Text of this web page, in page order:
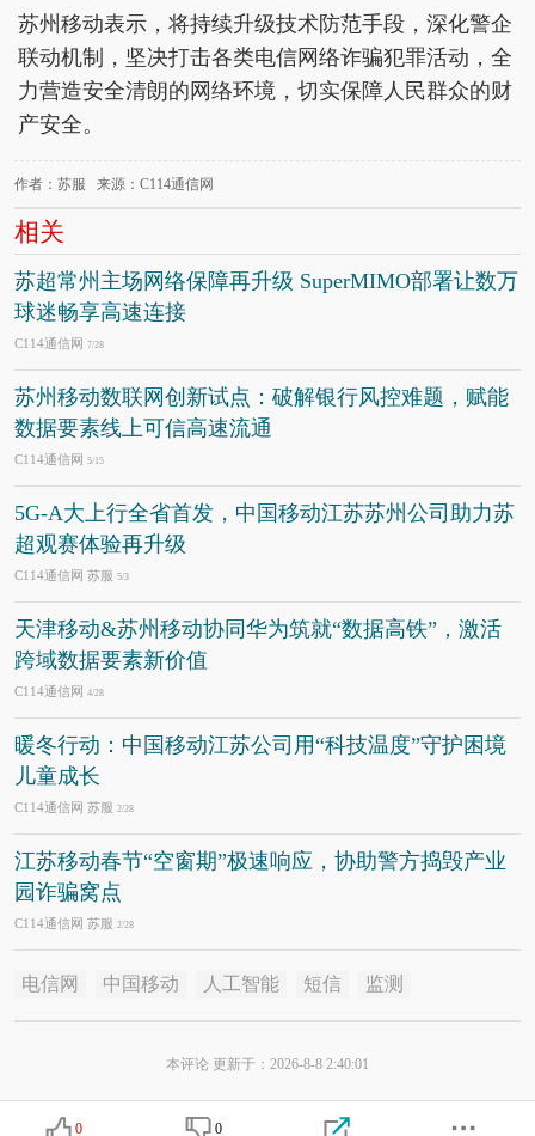
苏州移动表示，将持续升级技术防范手段，深化警企
联动机制，坚决打击各类电信网络诈骗犯罪活动，全
力营造安全清朗的网络环境，切实保障人民群众的财
产安全。
作者：苏服 来源：C114通信网
相关
苏超常州主场网络保障再升级 SuperMIMO部署让数万
球迷畅享高速连接
C114通信网 7/28
苏州移动数联网创新试点：破解银行风控难题，赋能
数据要素线上可信高速流通
C114通信网 5/15
5G-A大上行全省首发，中国移动江苏苏州公司助力苏
超观赛体验再升级
C114通信网 苏服 5/3
天津移动&苏州移动协同华为筑就“数据高铁”，激活
跨域数据要素新价值
C114通信网 4/28
暖冬行动：中国移动江苏公司用“科技温度”守护困境
儿童成长
C114通信网 苏服 2/28
江苏移动春节“空窗期”极速响应，协助警方捣毁产业
园诈骗窝点
C114通信网 苏服 2/28
电信网 中国移动 人工智能 短信 监测
本评论 更新于：2026-8-8 2:40:01
0 0